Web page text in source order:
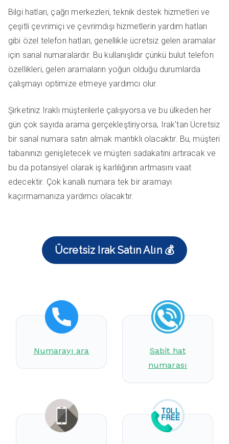
Bilgi hatları, çağrı merkezleri, teknik destek hizmetleri ve
çeşitli çevrimiçi ve çevrimdışı hizmetlerin yardım hatları
gibi özel telefon hatları, genellikle ücretsiz gelen aramalar
için sanal numaralardır. Bu kullanışlıdır çünkü bulut telefon
özellikleri, gelen aramaların yoğun olduğu durumlarda
çalışmayı optimize etmeye yardımcı olur.
Şirketiniz Iraklı müşterilerle çalışıyorsa ve bu ülkeden her
gün çok sayıda arama gerçekleştiriyorsa, Irak'tan Ücretsiz
bir sanal numara satın almak mantıklı olacaktır. Bu, müşteri
tabanınızı genişletecek ve müşteri sadakatini artıracak ve
bu da potansiyel olarak iş karlılığının artmasını vaat
edecektir. Çok kanallı numara tek bir aramayı
kaçırmamanıza yardımcı olacaktır.
Ücretsiz Irak Satın Alın 💰
Numarayı ara
Sabit hat
numarası